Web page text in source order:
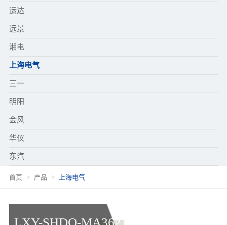
运达
远景
湘电
上海电气
三一
明阳
金风
华仪
东汽
首页 产品 上海电气